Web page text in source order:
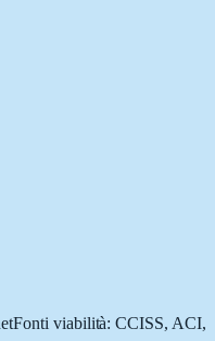
Fonti viabilità: CCISS, ACI,